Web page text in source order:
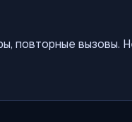
повторные вызовы.